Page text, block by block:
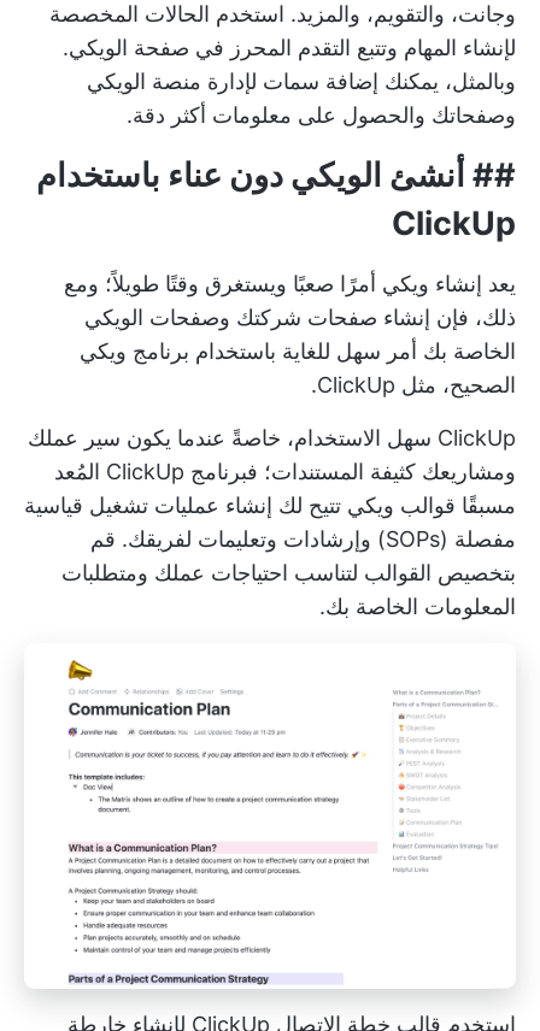
وجانت، والتقويم، والمزيد. استخدم الحالات المخصصة
لإنشاء المهام وتتبع التقدم المحرز في صفحة الويكي.
وبالمثل، يمكنك إضافة سمات لإدارة منصة الويكي
وصفحاتك والحصول على معلومات أكثر دقة.
## أنشئ الويكي دون عناء باستخدام
ClickUp
يعد إنشاء ويكي أمرًا صعبًا ويستغرق وقتًا طويلاً؛ ومع
ذلك، فإن إنشاء صفحات شركتك وصفحات الويكي
الخاصة بك أمر سهل للغاية باستخدام برنامج ويكي
الصحيح، مثل ClickUp.
ClickUp سهل الاستخدام، خاصةً عندما يكون سير عملك
ومشاريعك كثيفة المستندات؛ فبرنامج ClickUp المُعد
مسبقًا قوالب ويكي تتيح لك إنشاء عمليات تشغيل قياسية
مفصلة (SOPs) وإرشادات وتعليمات لفريقك. قم
بتخصيص القوالب لتناسب احتياجات عملك ومتطلبات
المعلومات الخاصة بك.
استخدم قالب خطة الاتصال ClickUp لإنشاء خارطة